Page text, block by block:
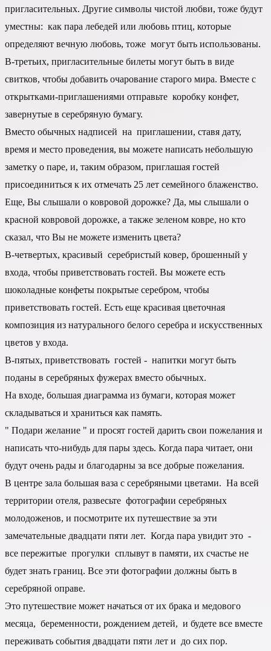
пригласительных. Другие символы чистой любви, тоже будут
уместны: как пара лебедей или любовь птиц, которые
определяют вечную любовь, тоже могут быть использованы.
В-третьих, пригласительные билеты могут быть в виде
свитков, чтобы добавить очарование старого мира. Вместе с
открытками-приглашениями отправьте коробку конфет,
завернутые в серебряную бумагу.
Вместо обычных надписей на приглашении, ставя дату,
время и место проведения, вы можете написать небольшую
заметку о паре, и, таким образом, приглашая гостей
присоединиться к их отмечать 25 лет семейного блаженство.
Еще, Вы слышали о ковровой дорожке? Да, мы слышали о
красной ковровой дорожке, а также зеленом ковре, но кто
сказал, что Вы не можете изменить цвета?
В-четвертых, красивый серебристый ковер, брошенный у
входа, чтобы приветствовать гостей. Вы можете есть
шоколадные конфеты покрытые серебром, чтобы
приветствовать гостей. Есть еще красивая цветочная
композиция из натурального белого серебра и искусственных
цветов у входа.
В-пятых, приветствовать гостей - напитки могут быть
поданы в серебряных фужерах вместо обычных.
На входе, большая диаграмма из бумаги, которая может
складываться и храниться как память.
" Подари желание " и просят гостей дарить свои пожелания и
написать что-нибудь для пары здесь. Когда пара читает, они
будут очень рады и благодарны за все добрые пожелания.
В центре зала большая ваза с серебряными цветами. На всей
территории отеля, развесьте фотографии серебряных
молодоженов, и посмотрите их путешествие за эти
замечательные двадцати пяти лет. Когда пара увидит это -
все пережитые прогулки сплывут в памяти, их счастье не
будет знать границ. Все эти фотографии должны быть в
серебряной оправе.
Это путешествие может начаться от их брака и медового
месяца, беременности, рождением детей, и будете все вместе
переживать события двадцати пяти лет и до сих пор.